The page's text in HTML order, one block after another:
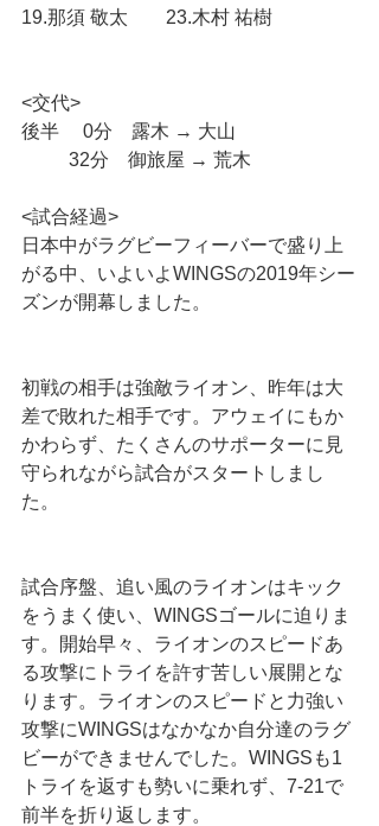
19.那須 敬太　　23.木村 祐樹
<交代>
後半　 0分　露木 → 大山
  　　32分　御旅屋 → 荒木
<試合経過>
日本中がラグビーフィーバーで盛り上
がる中、いよいよWINGSの2019年シー
ズンが開幕しました。
初戦の相手は強敵ライオン、昨年は大
差で敗れた相手です。アウェイにもか
かわらず、たくさんのサポーターに見
守られながら試合がスタートしまし
た。
試合序盤、追い風のライオンはキック
をうまく使い、WINGSゴールに迫りま
す。開始早々、ライオンのスピードあ
る攻撃にトライを許す苦しい展開とな
ります。ライオンのスピードと力強い
攻撃にWINGSはなかなか自分達のラグ
ビーができませんでした。WINGSも1
トライを返すも勢いに乗れず、7-21で
前半を折り返します。